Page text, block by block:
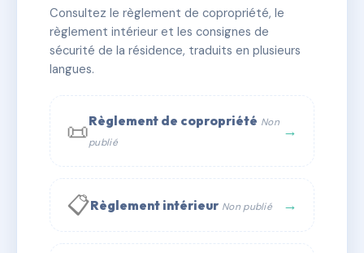
📍 3 rue Jean-Baptiste Lallemand 21000 Dijon
✓ Immatriculée 🏠 4 lots 🏗 1 bâtiment(s)
📞 Contacter Syndic Digital 💬 WhatsApp
✉ Email
Consultez le règlement de copropriété, le
règlement intérieur et les consignes de
sécurité de la résidence, traduits en plusieurs
langues.
📜Règlement de copropriété Non
publié
→
📋Règlement intérieur Non publié →